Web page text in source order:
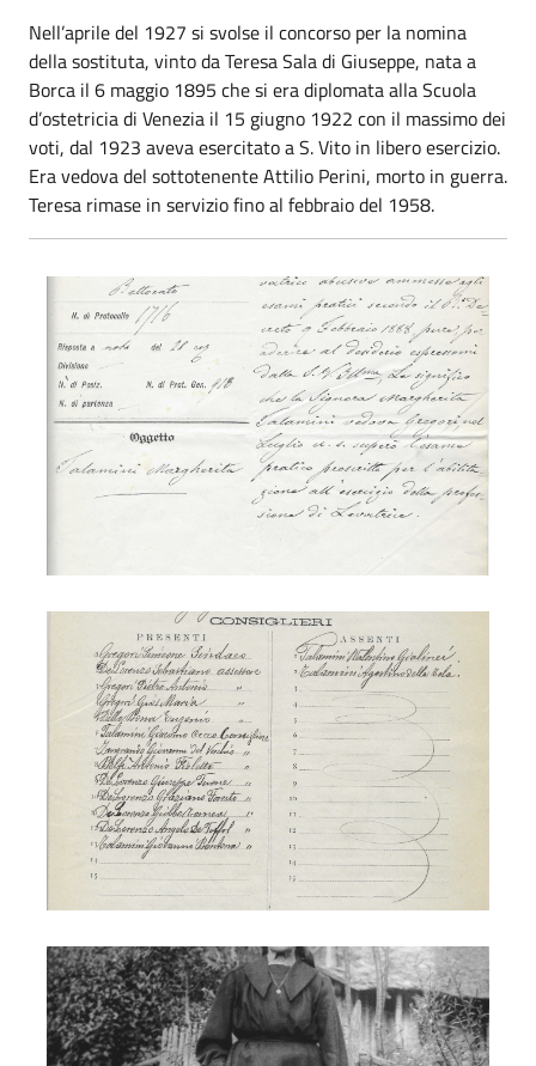
Nell’aprile del 1927 si svolse il concorso per la nomina
della sostituta, vinto da Teresa Sala di Giuseppe, nata a
Borca il 6 maggio 1895 che si era diplomata alla Scuola
d’ostetricia di Venezia il 15 giugno 1922 con il massimo dei
voti, dal 1923 aveva esercitato a S. Vito in libero esercizio.
Era vedova del sottotenente Attilio Perini, morto in guerra.
Teresa rimase in servizio fino al febbraio del 1958.
Levatrice Margherita Talamini
Levatrice Flora Belfi
Levatrice Flora Belfi